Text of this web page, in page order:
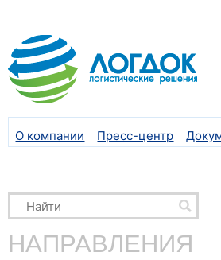
О компании Пресс-центр
НАПРАВЛЕНИЯ